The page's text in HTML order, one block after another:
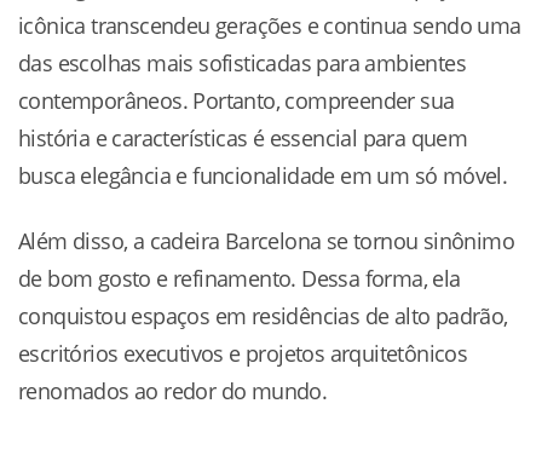
icônica transcendeu gerações e continua sendo uma
das escolhas mais sofisticadas para ambientes
contemporâneos. Portanto, compreender sua
história e características é essencial para quem
busca elegância e funcionalidade em um só móvel.
Além disso, a cadeira Barcelona se tornou sinônimo
de bom gosto e refinamento. Dessa forma, ela
conquistou espaços em residências de alto padrão,
escritórios executivos e projetos arquitetônicos
renomados ao redor do mundo.